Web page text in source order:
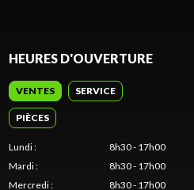
HEURES D'OUVERTURE
VENTES SERVICE
PIÈCES
Lundi:
8h30 - 17h00
Mardi:
8h30 - 17h00
Mercredi: 8h30 - 17h00